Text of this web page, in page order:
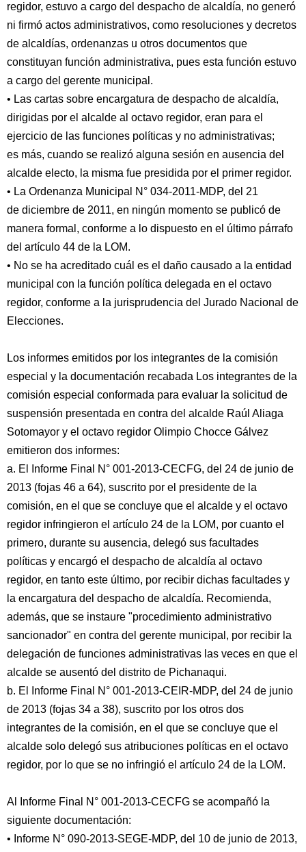
regidor, estuvo a cargo del despacho de alcaldía, no generó
ni firmó actos administrativos, como resoluciones y decretos
de alcaldías, ordenanzas u otros documentos que
constituyan función administrativa, pues esta función estuvo
a cargo del gerente municipal.
• Las cartas sobre encargatura de despacho de alcaldía,
dirigidas por el alcalde al octavo regidor, eran para el
ejercicio de las funciones políticas y no administrativas;
es más, cuando se realizó alguna sesión en ausencia del
alcalde electo, la misma fue presidida por el primer regidor.
• La Ordenanza Municipal N° 034-2011-MDP, del 21
de diciembre de 2011, en ningún momento se publicó de
manera formal, conforme a lo dispuesto en el último párrafo
del artículo 44 de la LOM.
• No se ha acreditado cuál es el daño causado a la entidad
municipal con la función política delegada en el octavo
regidor, conforme a la jurisprudencia del Jurado Nacional de
Elecciones.
Los informes emitidos por los integrantes de la comisión
especial y la documentación recabada Los integrantes de la
comisión especial conformada para evaluar la solicitud de
suspensión presentada en contra del alcalde Raúl Aliaga
Sotomayor y el octavo regidor Olimpio Chocce Gálvez
emitieron dos informes:
a. El Informe Final N° 001-2013-CECFG, del 24 de junio de
2013 (fojas 46 a 64), suscrito por el presidente de la
comisión, en el que se concluye que el alcalde y el octavo
regidor infringieron el artículo 24 de la LOM, por cuanto el
primero, durante su ausencia, delegó sus facultades
políticas y encargó el despacho de alcaldía al octavo
regidor, en tanto este último, por recibir dichas facultades y
la encargatura del despacho de alcaldía. Recomienda,
además, que se instaure "procedimiento administrativo
sancionador" en contra del gerente municipal, por recibir la
delegación de funciones administrativas las veces en que el
alcalde se ausentó del distrito de Pichanaqui.
b. El Informe Final N° 001-2013-CEIR-MDP, del 24 de junio
de 2013 (fojas 34 a 38), suscrito por los otros dos
integrantes de la comisión, en el que se concluye que el
alcalde solo delegó sus atribuciones políticas en el octavo
regidor, por lo que se no infringió el artículo 24 de la LOM.
Al Informe Final N° 001-2013-CECFG se acompañó la
siguiente documentación:
• Informe N° 090-2013-SEGE-MDP, del 10 de junio de 2013,